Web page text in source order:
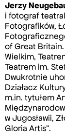
Jerzy
i fotograf
Fotografików,
of Great
Wielkim,
Teatrem im.
Dwukrotnie
Działacz
m.in. tytułem
w Jugosławii,
Gloria Artis”.